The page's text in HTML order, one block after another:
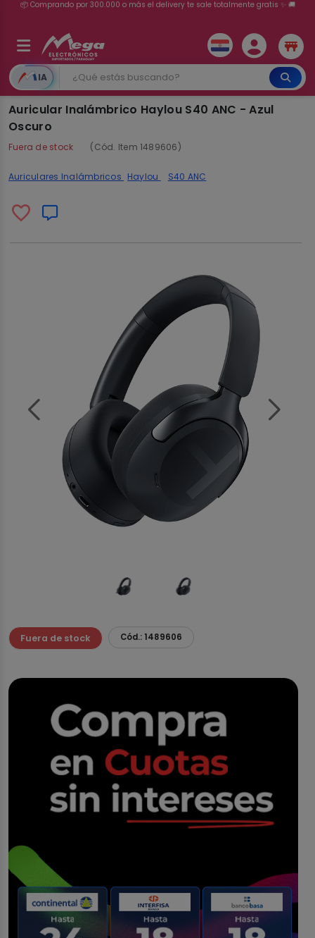
💳 ¡HASTA 24 CUOTAS SIN INTERÉS con tarjetas adheridas!
IA
Auricular Inalámbrico Haylou S40 ANC - Azul
Oscuro
Fuera de stock (Cód. Item 1489606)
Auriculares Inalámbricos Haylou S40 ANC
Fuera de stock Cód.: 1489606